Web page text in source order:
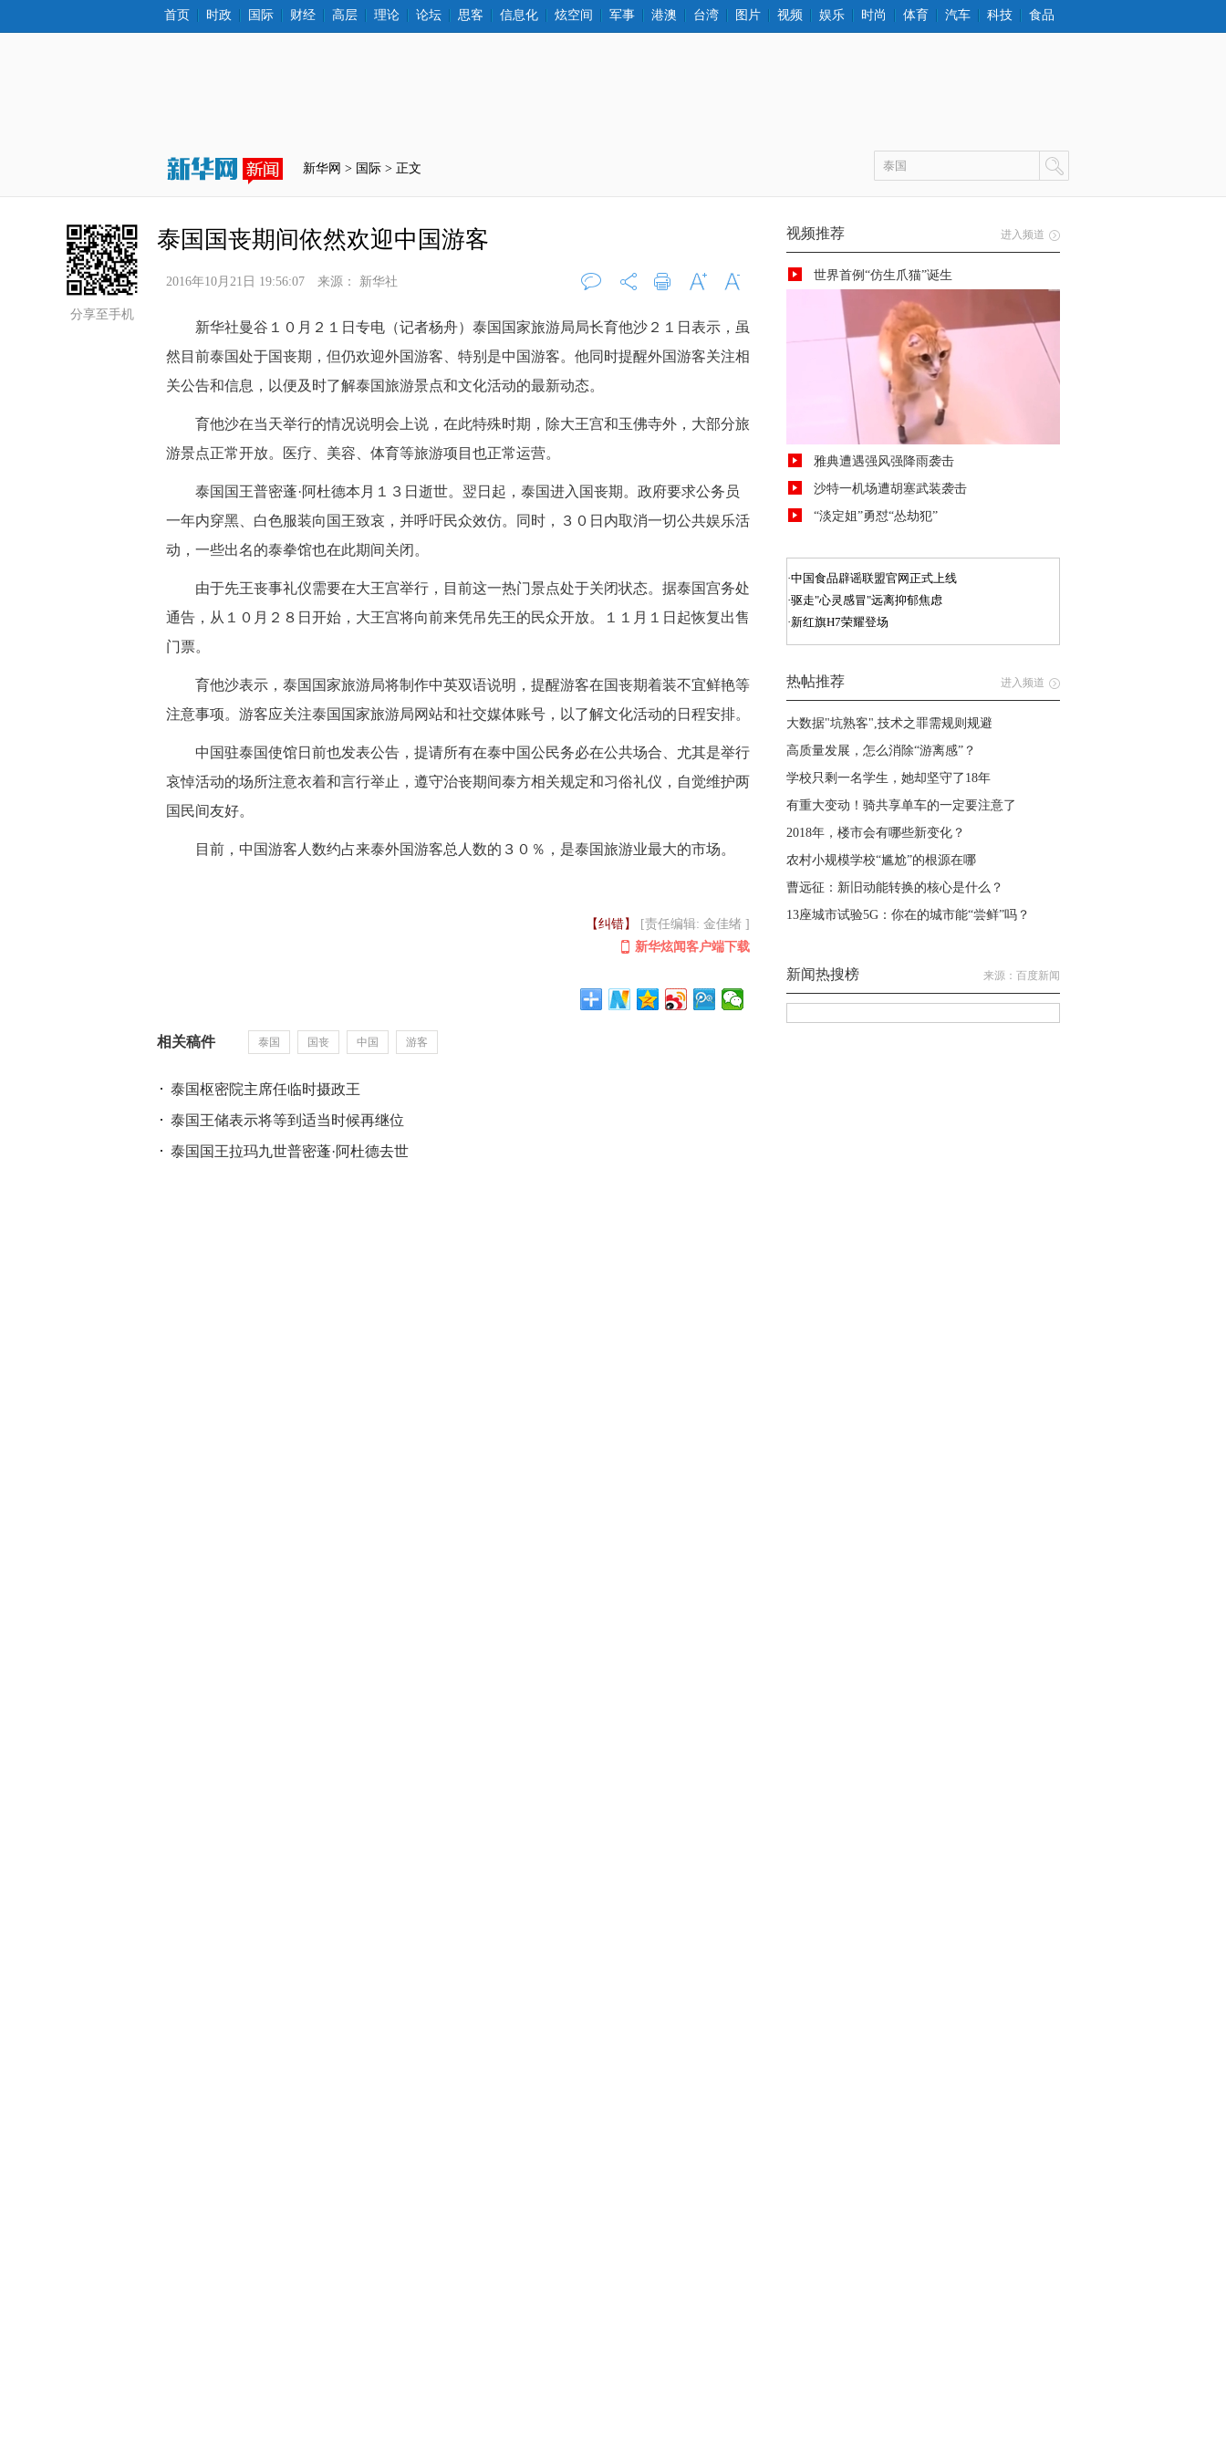
首页 时政 国际 财经 高层 理论 论坛 思客 信息化 炫空间 军事 港澳 台湾 图片 视频 娱乐 时尚 体育 汽车 科技 食品
新华网 > 国际 > 正文
分享至手机
泰国国丧期间依然欢迎中国游客
2016年10月21日 19:56:07 来源： 新华社
评论 字大 字小
新华社曼谷１０月２１日专电（记者杨舟）泰国国家旅游局局长育他沙２１日表示，虽
然目前泰国处于国丧期，但仍欢迎外国游客、特别是中国游客。他同时提醒外国游客关注相
关公告和信息，以便及时了解泰国旅游景点和文化活动的最新动态。
育他沙在当天举行的情况说明会上说，在此特殊时期，除大王宫和玉佛寺外，大部分旅
游景点正常开放。医疗、美容、体育等旅游项目也正常运营。
泰国国王普密蓬·阿杜德本月１３日逝世。翌日起，泰国进入国丧期。政府要求公务员
一年内穿黑、白色服装向国王致哀，并呼吁民众效仿。同时，３０日内取消一切公共娱乐活
动，一些出名的泰拳馆也在此期间关闭。
由于先王丧事礼仪需要在大王宫举行，目前这一热门景点处于关闭状态。据泰国宫务处
通告，从１０月２８日开始，大王宫将向前来凭吊先王的民众开放。１１月１日起恢复出售
门票。
育他沙表示，泰国国家旅游局将制作中英双语说明，提醒游客在国丧期着装不宜鲜艳等
注意事项。游客应关注泰国国家旅游局网站和社交媒体账号，以了解文化活动的日程安排。
中国驻泰国使馆日前也发表公告，提请所有在泰中国公民务必在公共场合、尤其是举行
哀悼活动的场所注意衣着和言行举止，遵守治丧期间泰方相关规定和习俗礼仪，自觉维护两
国民间友好。
目前，中国游客人数约占来泰外国游客总人数的３０％，是泰国旅游业最大的市场。
【纠错】
[责任编辑: 金佳绪 ]
新华炫闻客户端下载
相关稿件 泰国 国丧 中国 游客
泰国枢密院主席任临时摄政王
泰国王储表示将等到适当时候再继位
泰国国王拉玛九世普密蓬·阿杜德去世